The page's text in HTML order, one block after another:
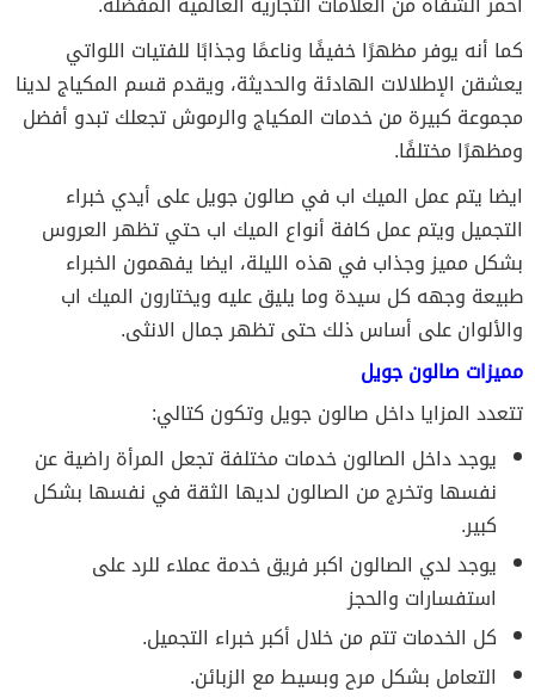
كما أنه يوفر مظهرًا خفيفًا وناعمًا وجذابًا للفتيات اللواتي
يعشقن الإطلالات الهادئة والحديثة، ويقدم قسم المكياج لدينا
مجموعة كبيرة من خدمات المكياج والرموش تجعلك تبدو أفضل
ومظهرًا مختلفًا.
ايضا يتم عمل الميك اب في صالون جويل على أيدي خبراء
التجميل ويتم عمل كافة أنواع الميك اب حتي تظهر العروس
بشكل مميز وجذاب في هذه الليلة، ايضا يفهمون الخبراء
طبيعة وجهه كل سيدة وما يليق عليه ويختارون الميك اب
والألوان على أساس ذلك حتى تظهر جمال الانثى.
مميزات صالون جويل
تتعدد المزايا داخل صالون جويل وتكون كتالي:
يوجد داخل الصالون خدمات مختلفة تجعل المرأة راضية عن
نفسها وتخرج من الصالون لديها الثقة في نفسها بشكل
كبير.
يوجد لدي الصالون اكبر فريق خدمة عملاء للرد على
استفسارات والحجز
كل الخدمات تتم من خلال أكبر خبراء التجميل.
التعامل بشكل مرح وبسيط مع الزبائن.